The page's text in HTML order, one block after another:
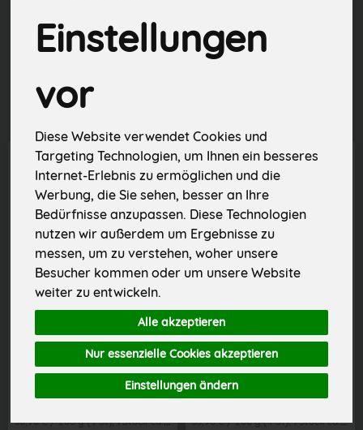
Einstellungen
vor
Diese Website verwendet Cookies und
Targeting Technologien, um Ihnen ein besseres
Internet-Erlebnis zu ermöglichen und die
Werbung, die Sie sehen, besser an Ihre
Bedürfnisse anzupassen. Diese Technologien
nutzen wir außerdem um Ergebnisse zu
messen, um zu verstehen, woher unsere
Besucher kommen oder um unsere Website
weiter zu entwickeln.
Alle akzeptieren
Nur essenzielle Cookies akzeptieren
Einstellungen ändern
Hersteller Ernährung
Holsteiner Bratwurst aus der Region 4 St
8,65 € / Stk
30,90 € / 280 g (4 St), 1 Stück ca. 280g
6,78 € / Stk
33,90 € / 200 g (4 St), 1 Stück ca. 200g